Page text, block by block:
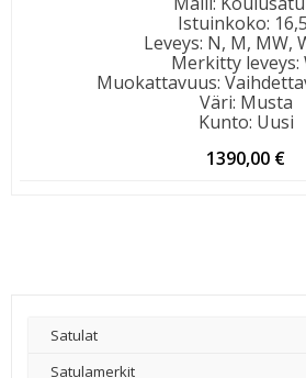
Istuinkoko:
Leveys: N, M, MW,
Merkitty leveys:
Muokattavuus:
Väri: Musta
Kunto: Uusi
1390,00 €
Satulat
Satulamerkit